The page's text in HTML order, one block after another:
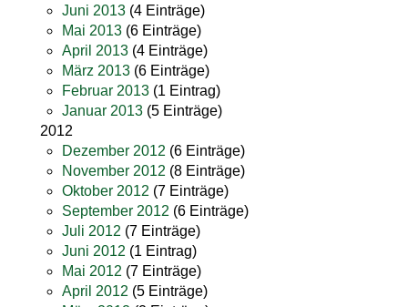
Juni 2013 (4 Einträge)
Mai 2013 (6 Einträge)
April 2013 (4 Einträge)
März 2013 (6 Einträge)
Februar 2013 (1 Eintrag)
Januar 2013 (5 Einträge)
2012
Dezember 2012 (6 Einträge)
November 2012 (8 Einträge)
Oktober 2012 (7 Einträge)
September 2012 (6 Einträge)
Juli 2012 (7 Einträge)
Juni 2012 (1 Eintrag)
Mai 2012 (7 Einträge)
April 2012 (5 Einträge)